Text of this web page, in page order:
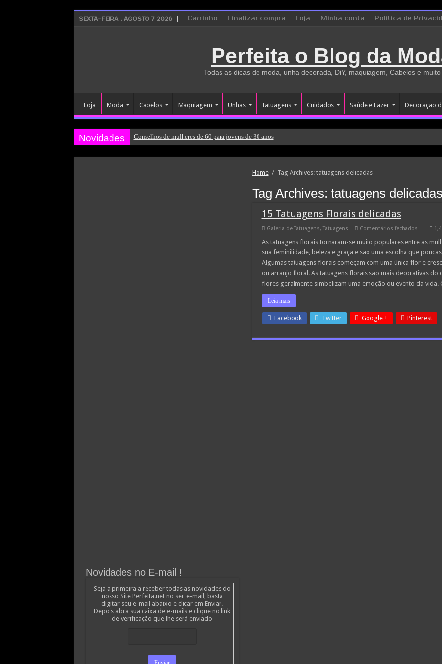
SEXTA-FEIRA , AGOSTO 7 2026 Carrinho Finalizar compra Loja Minha conta Politica de
Perfeita o Blog da
Todas as dicas de moda, unha decorada, DiY, maquiagem, Cabelos e muito
Loja Moda Cabelos Maquiagem Unhas Tatuagens Cuidados Saúde e Lazer Decoração
Novidades Conselhos de mulheres de 60 para jovens de 30 anos
Home / Tag Archives: tatuagens delicadas
Tag Archives: tatuagens delicadas
15 Tatuagens Florais delicadas
Galeria de Tatuagens, Tatuagens Comentários fechadosem
Tatuagens
delicadas
As tatuagens florais tornaram-se muito populares entre as
sua feminilidade, beleza e graça e são uma escolha que
Algumas tatuagens florais começam com uma única flor e
ou arranjo floral. As tatuagens florais são mais decorativas do
flores geralmente simbolizam uma emoção ou evento da vida.
Leia mais
Facebook Twitter Google + Pinterest
Novidades no E-mail !
Seja a primeira a receber todas as novidades do
nosso Site Perfeita.net no seu e-mail, basta
digitar seu e-mail abaixo e clicar em Enviar.
Depois abra sua caixa de e-mails e clique no link
de verificação que lhe será enviado